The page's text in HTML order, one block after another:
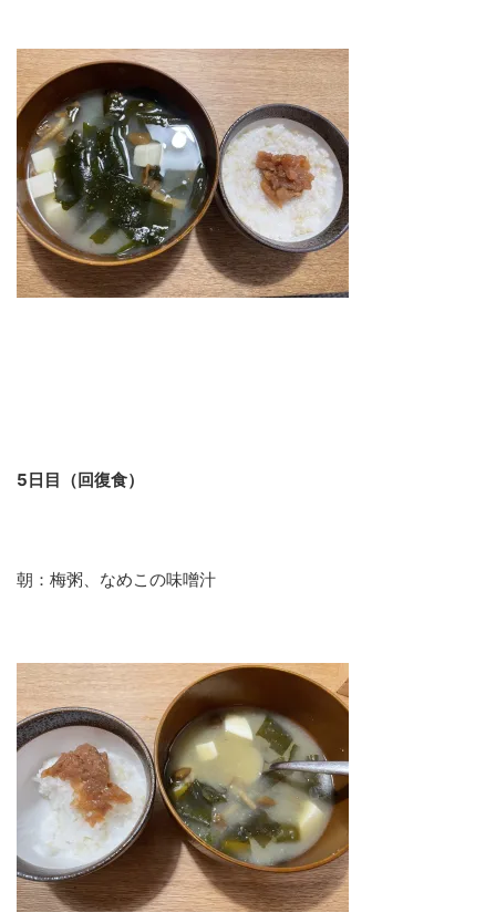
5日目（回復食）
朝：梅粥、なめこの味噌汁